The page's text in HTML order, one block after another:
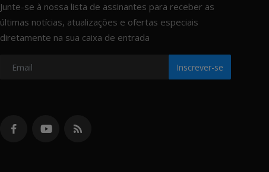
Junte-se à nossa lista de assinantes para receber as
últimas notícias, atualizações e ofertas especiais
diretamente na sua caixa de entrada
Inscrever-se